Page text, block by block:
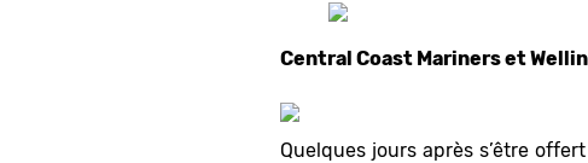
Central Coast Mariners et
Quelques jours après s’être offert